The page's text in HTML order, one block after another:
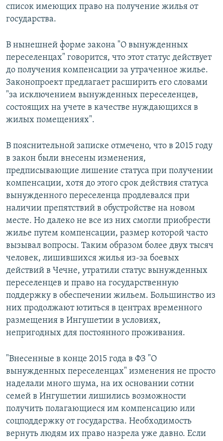
список имеющих право на получение жилья от
государства.
В нынешней форме закона "О вынужденных
переселенцах" говорится, что этот статус действует
до получения компенсации за утраченное жилье.
Законопроект предлагает расширить его словами
"за исключением вынужденных переселенцев,
состоящих на учете в качестве нуждающихся в
жилых помещениях".
В пояснительной записке отмечено, что в 2015 году
в закон были внесены изменения,
предписывающие лишение статуса при получении
компенсации, хотя до этого срок действия статуса
вынужденного переселенца продлевался при
наличии препятствий в обустройстве на новом
месте. Но далеко не все из них смогли приобрести
жилье путем компенсации, размер которой часто
вызывал вопросы. Таким образом более двух тысяч
человек, лишившихся жилья из-за боевых
действий в Чечне, утратили статус вынужденных
переселенцев и право на государственную
поддержку в обеспечении жильем. Большинство из
них продолжают ютиться в центрах временного
размещения в Ингушетии в условиях,
непригодных для постоянного проживания.
"Внесенные в конце 2015 года в ФЗ "О
вынужденных переселенцах" изменения не просто
наделали много шума, на их основании сотни
семей в Ингушетии лишились возможности
получить полагающиеся им компенсацию или
соцподдержку от государства. Необходимость
вернуть людям их право назрела уже давно. Если